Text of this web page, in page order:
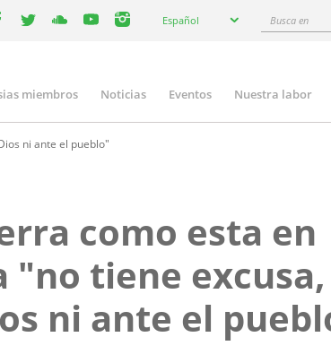
your
Español
Busca
miembros Noticias Eventos Nuestra labor
ni ante el pueblo"
como esta en
"no tiene
ni ante el